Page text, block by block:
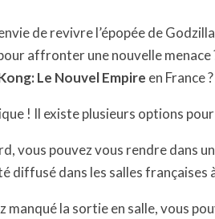
de revivre l’épopée de
affronter une nouvelle
Le Nouvel Empire en France ?
! Il existe plusieurs options
vous pouvez vous rendre dans
diffusé dans les salles françaises
manqué la sortie en salle, vous